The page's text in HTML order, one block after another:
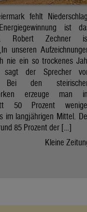
fehlt Niederschlag.
ist
Robert Zechner
unseren
nie ein so trockenes
sagt der Sprecher
Bei den
erzeuge man
50 Prozent
im langjährigen Mittel.
85 Prozent der […]
Kleine